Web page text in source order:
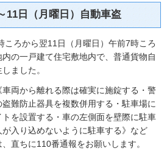
11日（月曜日）自動車盗
ころから翌11日（月曜日）午前7時ころ
の一戸建て住宅敷地内で、普通貨物自
ました。
両から離れる際は確実に施錠する・警
難防止器具を複数併用する・駐車場に
を設置する・車の左側面を壁際に駐車
入り込めないように駐車する》など
直ちに110番通報をお願いします。